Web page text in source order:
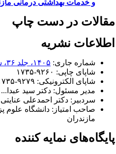
و خدمات بهداشتی درمانی
در دست چاپ
نشریه
شماره جاری: ۱۴۰۵، جلد ۳۶، شماره۲۵۸
شاپای چاپی: ۱۷۳۵-۹۲۶۰
شاپای الکترونیکی: ۱۷۳۵-
مدیر مسئول: دکتر سيد عبدا...
سردبیر: دکتر احمدعلی عنایتی
صاحب امتیاز: دانشگاه علوم
مازندران
نمایه کننده